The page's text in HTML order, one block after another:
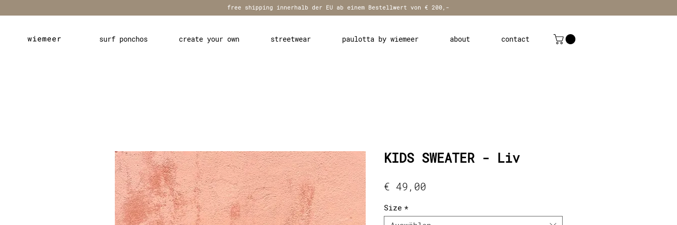
free shipping innerhalb der EU ab einem Bestellwert von € 200,-
surf ponchos create your own streetwear paulotta by wiemeer about contact
KIDS SWEATER - Liv
€ 49,00
Size *